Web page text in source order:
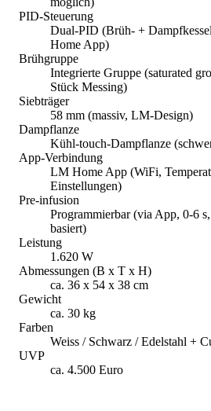
PID-Steuerung
Dual-PID (Brüh- +
Home App)
Brühgruppe
Integrierte Gruppe (saturated
Stück Messing)
Siebträger
58 mm (massiv, LM-Design)
Dampflanze
Kühl-touch-Dampflanze
App-Verbindung
LM Home App (WiFi,
Einstellungen)
Pre-infusion
Programmierbar (via App, 0-6
basiert)
Leistung
1.620 W
Abmessungen (B x T x H)
ca. 36 x 54 x 38 cm
Gewicht
ca. 30 kg
Farben
Weiss / Schwarz / Edelstahl +
UVP
ca. 4.500 Euro